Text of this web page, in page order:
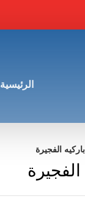
الرئيسية
الفجيرة